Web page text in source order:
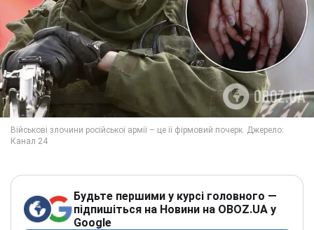
Будьте першими у курсі головного —
підпишіться на Новини на OBOZ.UA у
Google